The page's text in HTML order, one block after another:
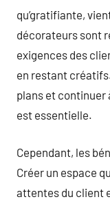
qu’gratifiante,
décorateurs sont
exigences des
en restant
plans et
est essentielle.
Cependant, les
Créer un espace
attentes du client